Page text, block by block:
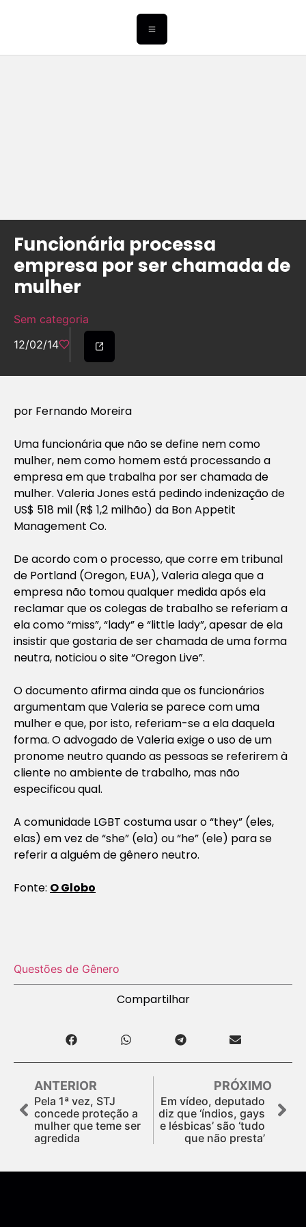
Funcionária processa
empresa por ser chamada de
mulher
Sem categoria
12/02/14
por Fernando Moreira
Uma funcionária que não se define nem como
mulher, nem como homem está processando a
empresa em que trabalha por ser chamada de
mulher. Valeria Jones está pedindo indenização de
US$ 518 mil (R$ 1,2 milhão) da Bon Appetit
Management Co.
De acordo com o processo, que corre em tribunal
de Portland (Oregon, EUA), Valeria alega que a
empresa não tomou qualquer medida após ela
reclamar que os colegas de trabalho se referiam a
ela como “miss”, “lady” e “little lady”, apesar de ela
insistir que gostaria de ser chamada de uma forma
neutra, noticiou o site “Oregon Live”.
O documento afirma ainda que os funcionários
argumentam que Valeria se parece com uma
mulher e que, por isto, referiam-se a ela daquela
forma. O advogado de Valeria exige o uso de um
pronome neutro quando as pessoas se referirem à
cliente no ambiente de trabalho, mas não
especificou qual.
A comunidade LGBT costuma usar o “they” (eles,
elas) em vez de “she” (ela) ou “he” (ele) para se
referir a alguém de gênero neutro.
Fonte: O Globo
Questões de Gênero
Compartilhar
ANTERIOR
Pela 1ª vez, STJ
concede proteção a
mulher que teme ser
agredida
PRÓXIMO
Em vídeo, deputado
diz que ‘índios, gays
e lésbicas’ são ‘tudo
que não presta’